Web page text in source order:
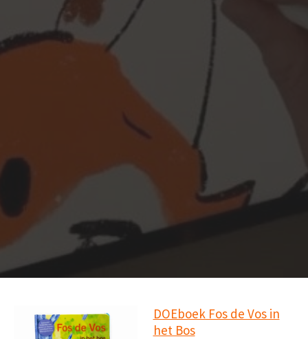
DOEboek Fos de Vos in
het Bos